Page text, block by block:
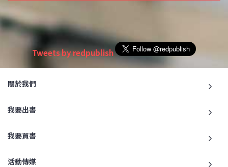
Tweets by redpublish
關於我們
我要出書
我要買書
活動傳媒